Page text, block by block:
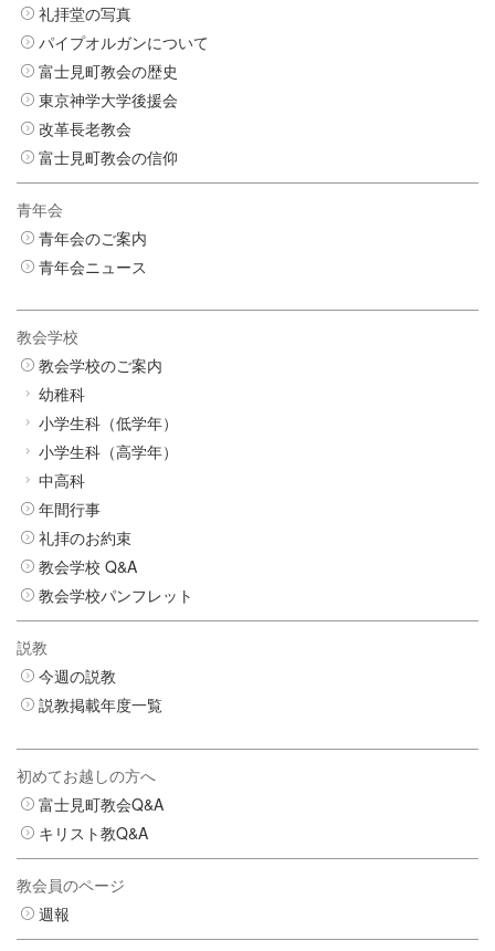
礼拝堂の写真
パイプオルガンについて
富士見町教会の歴史
東京神学大学後援会
改革長老教会
富士見町教会の信仰
青年会
青年会のご案内
青年会ニュース
教会学校
教会学校のご案内
幼稚科
小学生科（低学年）
小学生科（高学年）
中高科
年間行事
礼拝のお約束
教会学校 Q&A
教会学校パンフレット
説教
今週の説教
説教掲載年度一覧
初めてお越しの方へ
富士見町教会Q&A
キリスト教Q&A
教会員のページ
週報